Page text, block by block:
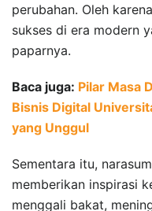
perubahan. Oleh
sukses di era modern
paparnya.
Baca juga: Pilar Masa
Bisnis Digital
yang Unggul
Sementara itu,
memberikan inspirasi
menggali bakat,